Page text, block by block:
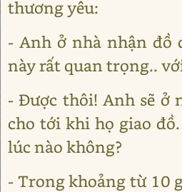
thương yêu:
- Anh ở nhà nhận đồ
này rất quan trọng..
- Được thôi! Anh sẽ ở
cho tới khi họ giao
lúc nào không?
- Trong khoảng từ 10